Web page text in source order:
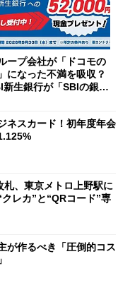
ープ会社が「ドコモの
になった不満を吸収？
生銀行が「SBIの銀
ネスカード！初年度年会
、東京メトロ上野駅に
レカ”と“QRコード”専
が作るべき「圧倒的コス